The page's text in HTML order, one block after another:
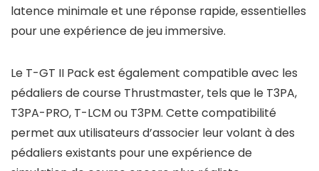
latence minimale et une réponse rapide, essentielles
pour une expérience de jeu immersive.
Le T-GT II Pack est également compatible avec les
pédaliers de course Thrustmaster, tels que le T3PA,
T3PA-PRO, T-LCM ou T3PM. Cette compatibilité
permet aux utilisateurs d’associer leur volant à des
pédaliers existants pour une expérience de